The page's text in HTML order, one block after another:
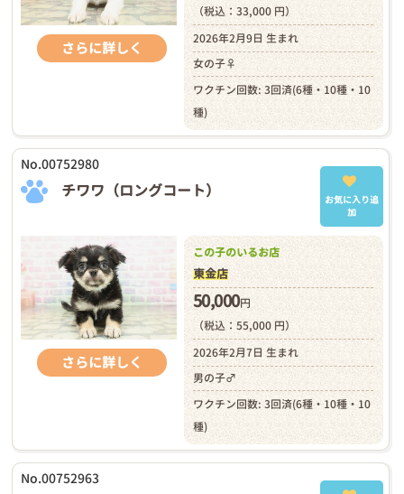
さらに詳しく
（税込：33,000 円）
2026年2月9日 生まれ
女の子♀
ワクチン回数: 3回済(6種・10種・10
種)
No.00752980
チワワ（ロングコート）
お気に入り追
加
さらに詳しく
この子のいるお店
東金店
50,000円
（税込：55,000 円）
2026年2月7日 生まれ
男の子♂
ワクチン回数: 3回済(6種・10種・10
種)
No.00752963